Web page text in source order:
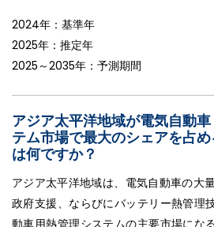
2024年：基準年
2025年：推定年
2025～2035年：予測期間
アジア太平洋地域が電気自動
テム市場で最大のシェアを占
は何ですか？
アジア太平洋地域は、電気自動車の大
政府支援、ならびにバッテリー熱管理
動車用熱管理システムの主要市場にな